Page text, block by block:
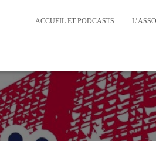
ACCUEIL ET PODCASTS